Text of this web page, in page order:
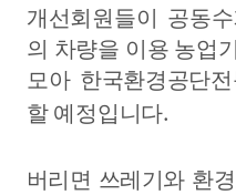
개선회원들이 공동
의 차량을 이용 농업
모아 한국환경공단
할 예정입니다.
버리면 쓰레기와 환